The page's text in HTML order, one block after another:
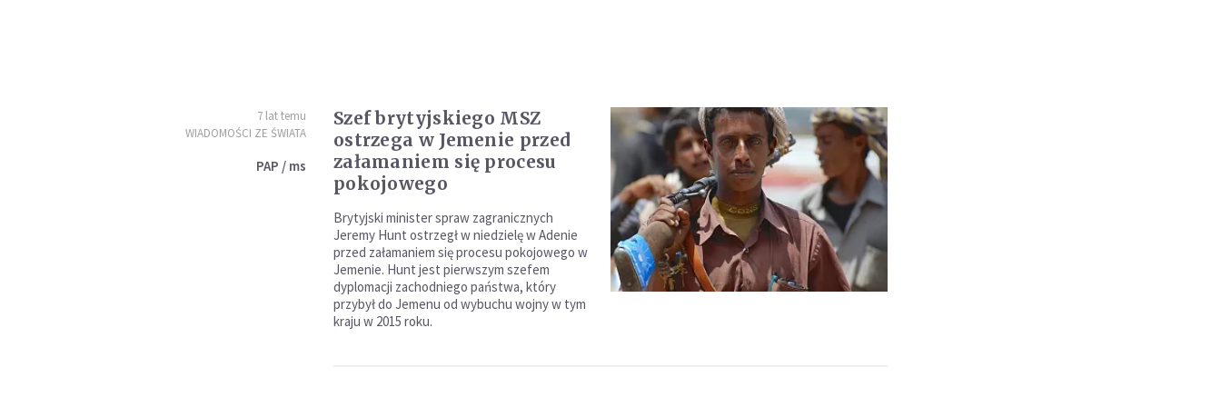
7 lat temu
WIADOMOŚCI ZE ŚWIATA
PAP / ms
Szef brytyjskiego MSZ
ostrzega w Jemenie przed
załamaniem się procesu
pokojowego
Brytyjski minister spraw zagranicznych
Jeremy Hunt ostrzegł w niedzielę w Adenie
przed załamaniem się procesu pokojowego w
Jemenie. Hunt jest pierwszym szefem
dyplomacji zachodniego państwa, który
przybył do Jemenu od wybuchu wojny w tym
kraju w 2015 roku.